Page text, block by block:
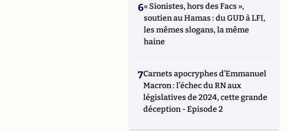
6« Sionistes, hors des Facs »,
soutien au Hamas : du GUD à LFI,
les mêmes slogans, la même
haine
7Carnets apocryphes d’Emmanuel
Macron : l’échec du RN aux
législatives de 2024, cette grande
déception - Episode 2